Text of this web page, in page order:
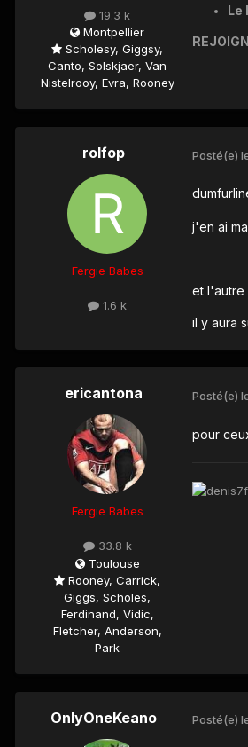
19.3 k
Montpellier
Scholesy, Giggsy,
Canto, Solskjaer, Van
Nistelrooy, Evra, Rooney
Le
rolfop
Fergie Babes
1.6 k
Posté(e)
j'en ai
et l'autre
il y aura
ericantona
Fergie Babes
33.8 k
Toulouse
Rooney, Carrick,
Giggs, Scholes,
Ferdinand, Vidic,
Fletcher, Anderson,
Park
Posté(e)
pour
OnlyOneKeano Posté(e)